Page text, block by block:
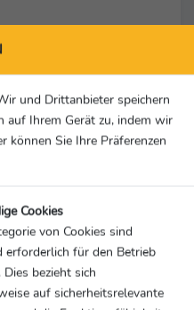
1 Meldungen
und Drittanbieter speichern
auf Ihrem Gerät zu, indem wir
können Sie Ihre Präferenzen
Cookies
von Cookies sind
erforderlich für den Betrieb
Dies bezieht sich
auf sicherheitsrelevante